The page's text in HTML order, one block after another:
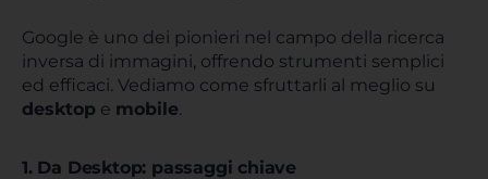
Google è uno dei pionieri nel campo della ricerca
inversa di immagini, offrendo strumenti semplici
ed efficaci. Vediamo come sfruttarli al meglio su
desktop e mobile.
1. Da Desktop: passaggi chiave